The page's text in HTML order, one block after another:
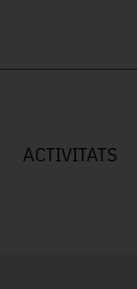
ACTIVITATS